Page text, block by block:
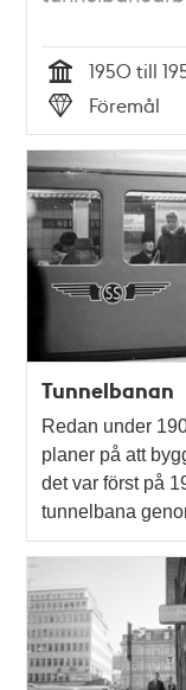
Tid
1950 till
Typ
Föremål
Tunnelbanan
Redan under
planer på att
det var först på
tunnelbana